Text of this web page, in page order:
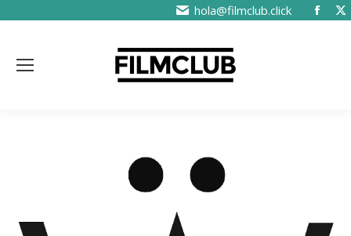
hola@filmclub.click